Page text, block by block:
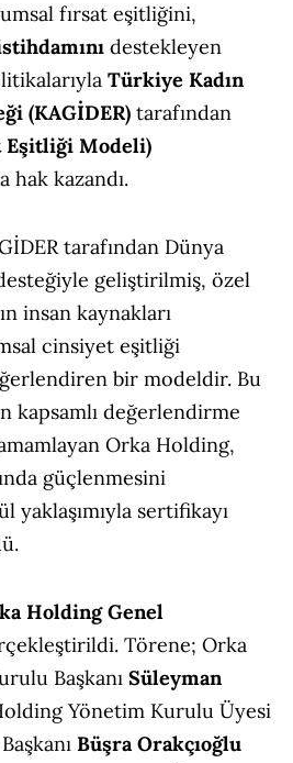
fırsat eşitliğini,
destekleyen
Türkiye Kadın
(KAGİDER) tarafından
Eşitliği Modeli)
hak kazandı.
tarafından Dünya
desteğiyle geliştirilmiş, özel
insan kaynakları
cinsiyet eşitliği
bir modeldir. Bu
kapsamlı değerlendirme
Orka Holding,
güçlenmesini
yaklaşımıyla sertifikayı
Holding Genel
Törene; Orka
Başkanı Süleyman
Yönetim Kurulu Üyesi
Büşra Orakçıoğlu